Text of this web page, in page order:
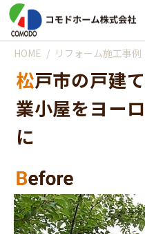
コモドホームについて
コモドホームの特長
リピート率70%超の理由
挑戦！地域No.1
コモドホームの実績
施工事例
工事日記
実績マンションリスト
お役立ち情報
はじめてのリフォーム
リフォームに必要な知識
その他
リフォームの流れ
よくある質問
インフォメーション
HOME リフォーム施工事例
松戸市の戸建て改築施工例｜農作
業小屋をヨー
に